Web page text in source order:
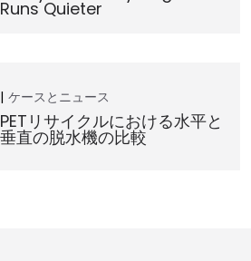
Runs Quieter
ケースとニュース
PETリサイクルにおける水平と
垂直の脱水機の比較